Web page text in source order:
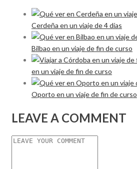
Cerdeña en un viaje de 4 días
Bilbao en un viaje de fin de curso
en un viaje de fin de curso
Oporto en un viaje de fin de curso
LEAVE A COMMENT